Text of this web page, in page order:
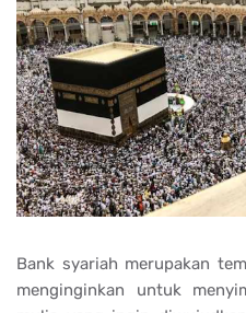
Bank syariah merupakan
menginginkan untuk